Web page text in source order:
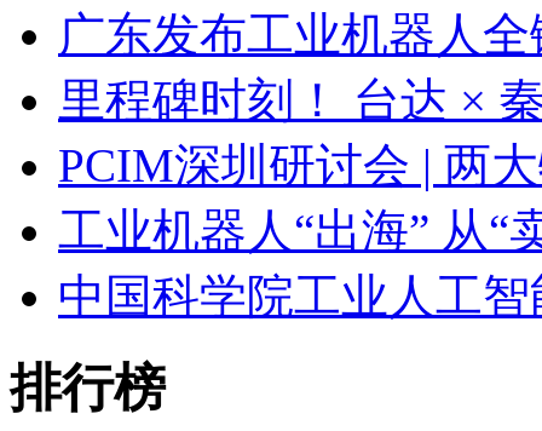
广东发布工业机器人
里程碑时刻！ 台达 ×
PCIM深圳研讨会 | 两
工业机器人“出海” 从“
中国科学院工业人工
排行榜